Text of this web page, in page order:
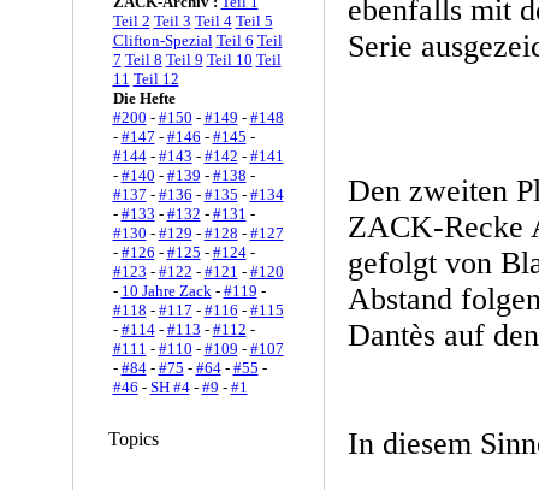
Teil 2 Teil 3 Teil 4 Teil 5
Clifton-Spezial Teil 6 Teil
7 Teil 8 Teil 9 Teil 10 Teil
11 Teil 12
Die Hefte
#200 - #150 - #149 - #148
- #147 - #146 - #145 -
#144- #143 - #142 - #141
- #140 - #139 - #138 -
#137 - #136 - #135 - #134
- #133 - #132 - #131 -
#130 - #129 - #128 - #127
- #126 - #125 - #124-
#123 - #122 - #121 - #120
- 10 Jahre Zack- #119 -
#118 - #117 - #116 - #115
- #114- #113 - #112 -
#111 - #110 - #109 - #107
- #84- #75 - #64- #55 -
#46 - SH #4- #9 - #1
Topics
ebenfalls mit
Serie
Den zweiten
ZACK-Recke
gefolgt von
Abstand
Dantès auf
In diesem